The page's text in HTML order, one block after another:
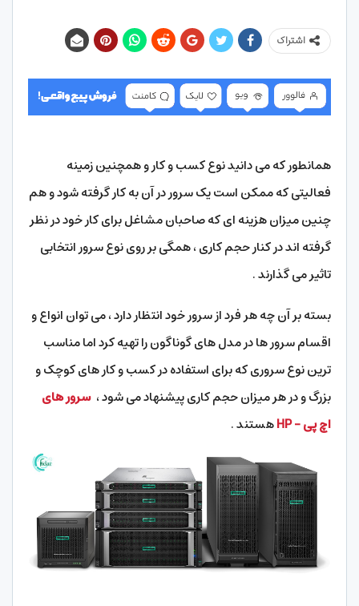
اشتراک
همانطور که می دانید نوع کسب و کار و همچنین زمینه
فعالیتی که ممکن است یک سرور در آن به کار گرفته شود و هم
چنین میزان هزینه ای که صاحبان مشاغل برای کار خود در نظر
گرفته اند در کنار حجم کاری ، همگی بر روی نوع سرور انتخابی
تاثیر می گذارند .
بسته بر آن چه هر فرد از سرور خود انتظار دارد ، می توان انواع و
اقسام سرور ها در مدل های گوناگون را تهیه کرد اما مناسب
ترین نوع سروری که برای استفاده در کسب و کار های کوچک و
بزرگ و در هر میزان حجم کاری پیشنهاد می شود ،سرور های
اچ پی – HP
هستند .